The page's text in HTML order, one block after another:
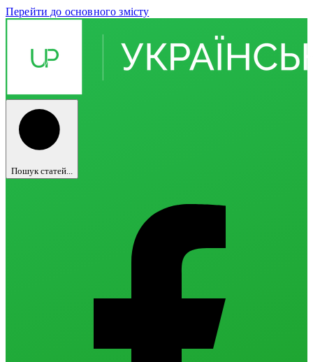
Перейти до основного змісту
Пошук статей...